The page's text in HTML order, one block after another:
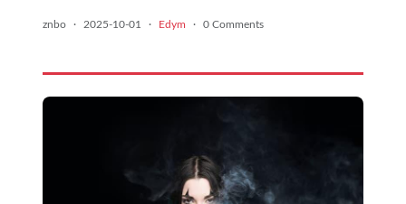
znbo · 2025-10-01 · Edym · 0 Comments